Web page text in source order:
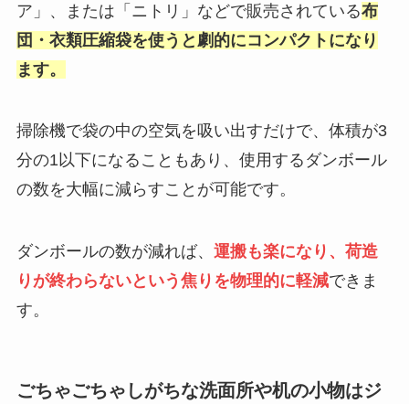
ア」、または「ニトリ」などで販売されている布
団・衣類圧縮袋を使うと劇的にコンパクトになり
ます。
掃除機で袋の中の空気を吸い出すだけで、体積が3
分の1以下になることもあり、使用するダンボール
の数を大幅に減らすことが可能です。
ダンボールの数が減れば、 運搬も楽になり、荷造
りが終わらないという焦りを物理的に軽減できま
す。
ごちゃごちゃしがちな洗面所や机の小物はジ